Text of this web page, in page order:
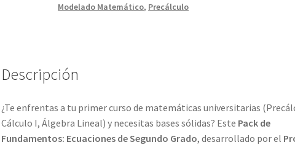
Modelado Matemático, Precálculo
Descripción
¿Te enfrentas a tu primer curso de matemáticas universitarias
Cálculo I, Álgebra Lineal) y necesitas bases sólidas? Este Pack de
Fundamentos: Ecuaciones de Segundo Grado, desarrollado por el